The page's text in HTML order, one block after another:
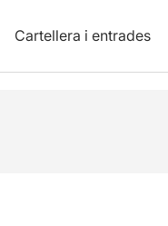
Cartellera i entrades